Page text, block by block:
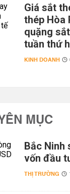
Giá sắt
thép Hòa
quặng
tuần thứ
KINH DOANH
MỤC
Bắc Ninh
vốn đầu
THỊ TRƯỜNG